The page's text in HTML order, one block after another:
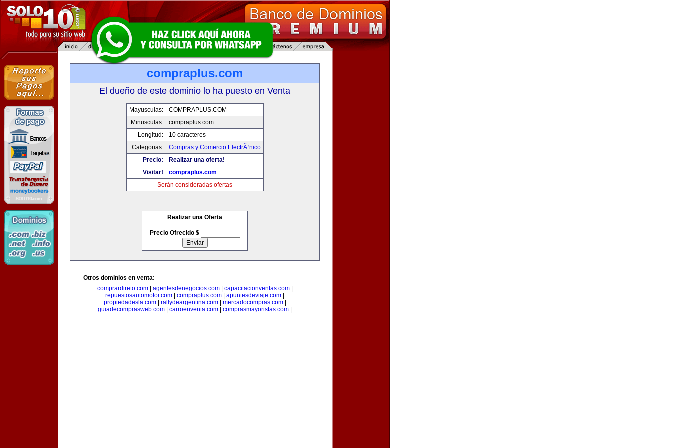
compraplus.com
El dueño de este dominio lo ha puesto en Venta
Mayusculas:
COMPRAPLUS.COM
Minusculas:
compraplus.com
Longitud:
10 caracteres
Categorias:
Compras y Comercio ElectrÃ³nico
Precio:
Realizar una oferta!
Visitar!
compraplus.com
Serán consideradas ofertas
Realizar una Oferta
Precio Ofrecido $
Otros dominios en venta:
comprardireto.com| agentesdenegocios.com| capacitacionventas.com|
repuestosautomotor.com
compraplus.com apuntesdeviaje.com
propiedadesla.com| rallydeargentina.com| mercadocompras.com|
guiadecomprasweb.com
carroenventa.com comprasmayoristas.com